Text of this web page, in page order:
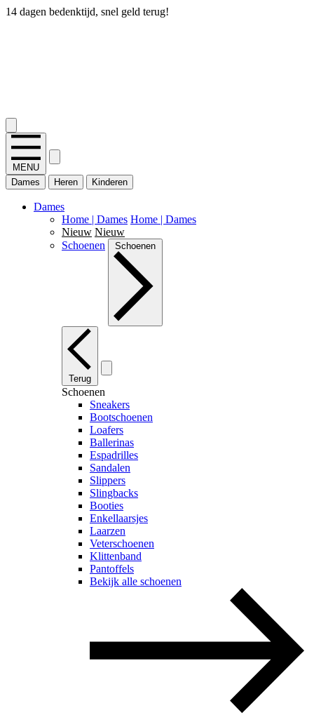
14 dagen bedenktijd, snel geld terug!
MENU
Dames
Heren Kinderen
Dames
Home | Dames Home | Dames
Nieuw Nieuw
Schoenen
Schoenen
Terug
Schoenen
Sneakers
Bootschoenen
Loafers
Ballerinas
Espadrilles
Sandalen
Slippers
Slingbacks
Booties
Enkellaarsjes
Laarzen
Veterschoenen
Klittenband
Pantoffels
Bekijk alle schoenen